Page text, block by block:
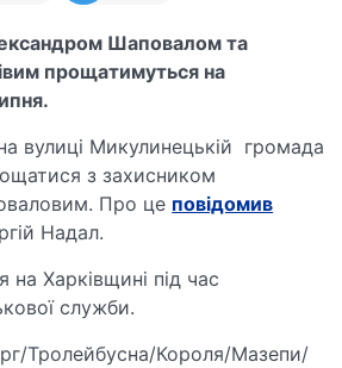
Шаповалом та
прощатимуться на
вулиці Микулинецькій громада
з захисником
Про це повідомив
Надал.
на Харківщині під час
служби.
Тролейбусна/Короля/Мазепи/